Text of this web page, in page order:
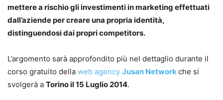
mettere a rischio gli investimenti in marketing effettuati
dall’aziende per creare una propria identità,
distinguendosi dai propri competitors.
L’argomento sarà approfondito più nel dettaglio durante il
corso gratuito della web agency Jusan Networkche si
svolgerà a Torino il 15 Luglio 2014.